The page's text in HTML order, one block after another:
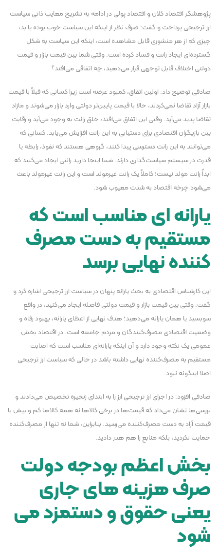
پژوهشگر اقتصاد کلان و اقتصاد پولی در ادامه به تشریح معایب ذاتی سیاست
ارز ترجیحی پرداخت و گفت: صرف نظر از اینکه این سیاست خوب بوده یا بد،
چیزی که از هر منشوری قابل مشاهده است، اینکه این سیاست به شکل
گسترده‌ای ایجاد رانت و فساد کرده است. وقتی شما بین قیمت بازار و قیمت
دولتی اختلاف قابل توجهی قرار می‌دهید، چه اتفاقی می‌افتد؟
صادقی توضیح داد: اولین اتفاق، کمبود عرضه است زیرا کسانی که قبلاً با قیمت
بازار آزاد تقاضا نمی‌کردند، حالا با قیمت پایین‌تر دولتی وارد بازار می‌شوند و مازاد
تقاضا پدید می‌آید. وقتی این اتفاق می‌افتد، خلق رانت به وجود می‌آید و رقابت
بین بازیگران اقتصادی برای دستیابی به این رانت افزایش می‌یابد. کسانی که
می‌توانند به این رانت دسترسی پیدا کنند، گروهی هستند که نفوذ، رابطه یا
قدرت در سیستم سیاست‌گذاری دارند. شما اینجا دارید رانتی ایجاد می‌کنید که
ابداً رانت مولد نیست؛ کاملاً یک رانت غیرمولد است و این رانت غیرمولد باعث
می‌شود چرخه اقتصاد به شدت معیوب شود.
یارانه ای مناسب است که
مستقیم به دست مصرف
کننده نهایی برسد
این کارشناس اقتصادی به بحث یارانه پنهان در سیاست ارز ترجیحی اشاره کرد و
گفت: وقتی بین قیمت بازار و قیمت دولتی فاصله ایجاد می‌کنید، در واقع
سوبسید یا همان یارانه می‌دهید؛ هدف نهایی از اعطای یارانه، بهبود رفاه و
وضعیت اقتصادی مصرف‌کنندگان و مردم جامعه است. در اقتصاد بخش
عمومی یک نکته وجود دارد و آن اینکه یارانه‌ای مناسب است که اصابت
مستقیم به مصرف‌کننده نهایی داشته باشد در حالی که سیاست ارز ترجیحی
اصلا اینگونه نبود.
صادقی افزود: در اجرای ارز ترجیحی ارز را به ابتدای زنجیره تخصیص می‌دادند و
بررسی‌ها نشان می‌داد که قیمت‌ها در برخی کالاها نه همه کالاها کم و بیش با
قیمت آزاد به دست مصرف‌کننده می‌رسید. بنابراین، شما نه تنها از مصرف‌کننده
حمایت نکردید، بلکه منابع را هم هدر دادید.
بخش اعظم بودجه دولت
صرف هزینه های جاری
یعنی حقوق و دستمزد می
شود